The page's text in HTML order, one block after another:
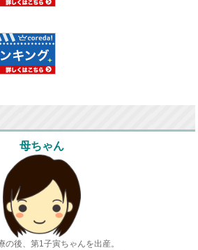
母ちゃん
の後、第1子寅ちゃんを出産。